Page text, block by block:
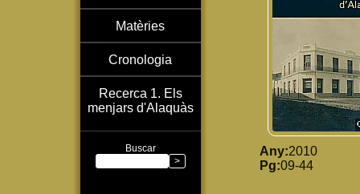
Matèries
Cronologia
Recerca 1. Els
menjars d'Alaquàs
Buscar Any:2010
Pg:09-44